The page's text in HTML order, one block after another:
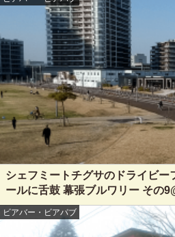
シェフミートチグサのドライビー
ールに舌鼓 幕張ブルワリー その
ビアバー・ビアパブ